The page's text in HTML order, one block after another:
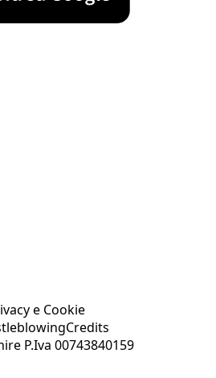
e Cookie
Credits
P.Iva 00743840159